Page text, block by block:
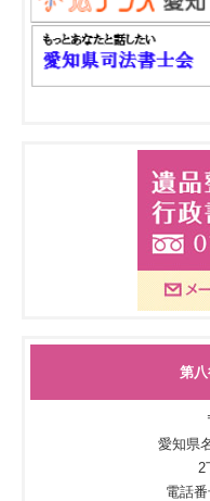
第
愛知県
2
電話